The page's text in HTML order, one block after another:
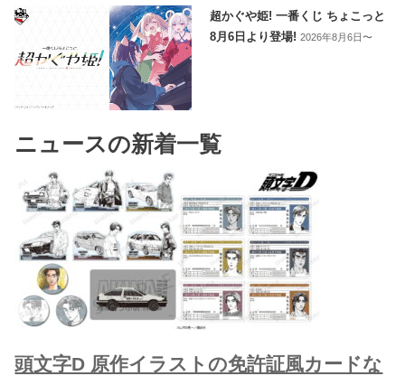
超かぐや姫! 一番くじ ちょこっと
8月6日より登場!2026年8月6日〜
ニュースの新着一覧
頭文字D 原作イラストの免許証風カードな